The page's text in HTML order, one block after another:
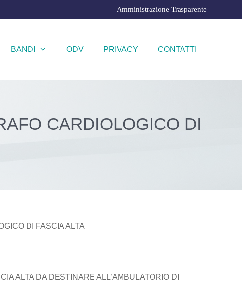
Amministrazione Trasparente
BANDI ODV PRIVACY CONTATTI
CARDIOLOGICO DI
DI FASCIA ALTA
ALTA DA DESTINARE ALL’AMBULATORIO DI